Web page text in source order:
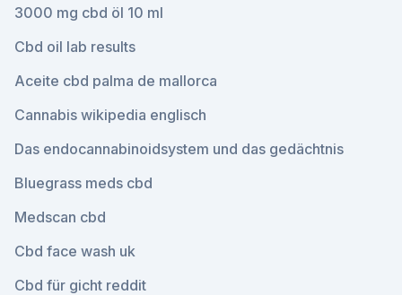
3000 mg cbd öl 10 ml
Cbd oil lab results
Aceite cbd palma de mallorca
Cannabis wikipedia englisch
Das endocannabinoidsystem und das gedächtnis
Bluegrass meds cbd
Medscan cbd
Cbd face wash uk
Cbd für gicht reddit